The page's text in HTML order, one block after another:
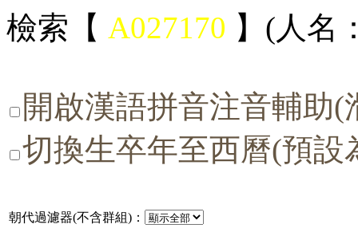
檢索【 A027170 】(人名
開啟漢語拼音注音輔助
切換生卒年至西曆(預設
朝代過濾器(不含群組)：